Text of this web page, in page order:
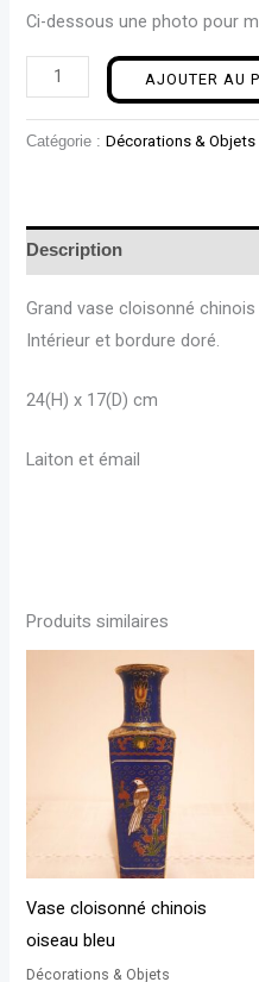
Ci-dessous une photo pour
AJOUTER AU
Catégorie :Décorations & Objets
Description
Grand vase cloisonné
Intérieur et bordure doré.
24(H) x 17(D) cm
Laiton et émail
Produits similaires
Vase cloisonné chinois
oiseau bleu
Décorations & Objets